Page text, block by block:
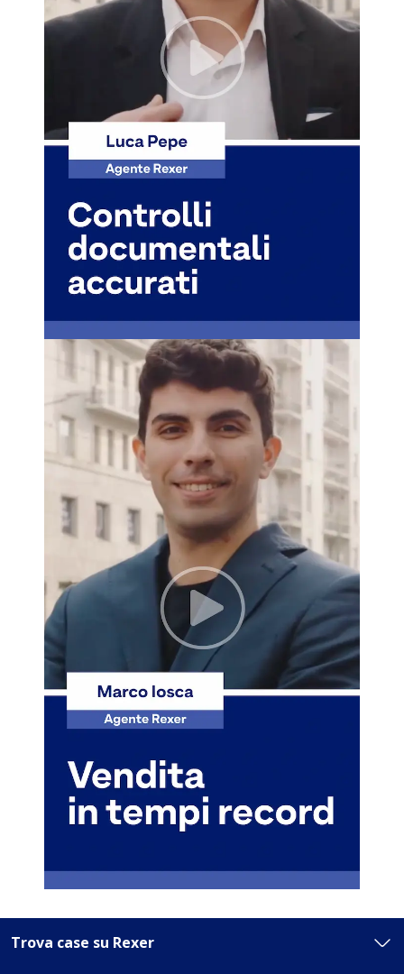
Trova case su Rexer